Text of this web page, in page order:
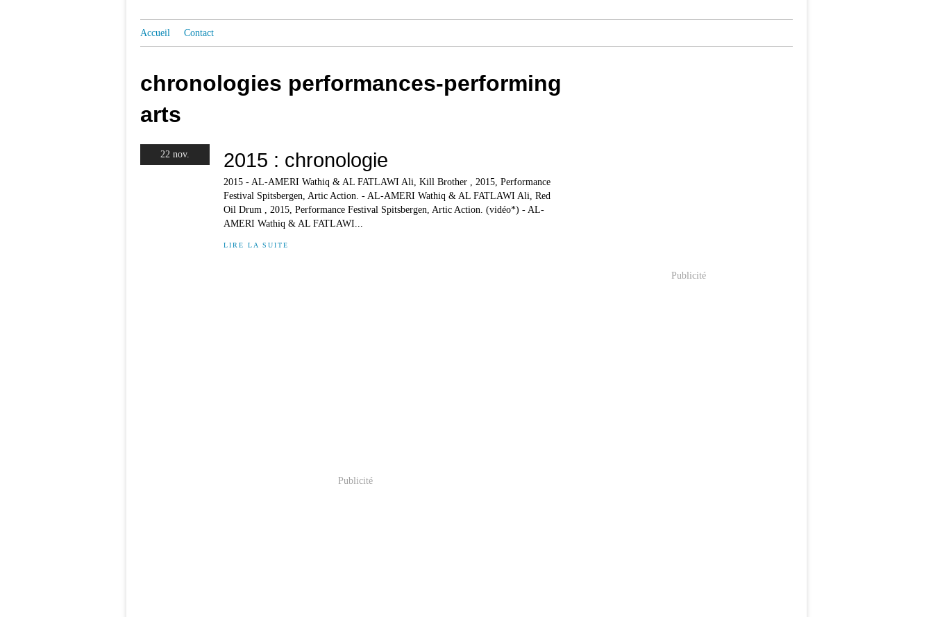
Accueil Contact
chronologies performances-performing
arts
22 nov. 2015 : chronologie
2015 - AL-AMERI Wathiq & AL FATLAWI Ali, Kill Brother , 2015, Performance
Festival Spitsbergen, Artic Action. - AL-AMERI Wathiq & AL FATLAWI Ali, Red
Oil Drum , 2015, Performance Festival Spitsbergen, Artic Action. (vidéo*) - AL-
AMERI Wathiq & AL FATLAWI...
LIRE LA SUITE
Publicité
Publicité